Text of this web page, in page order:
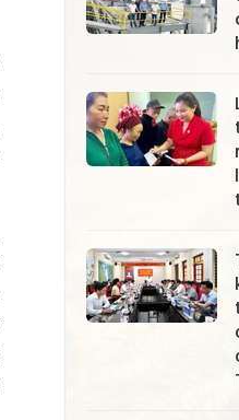
Xã Nghĩa Tâm
Xã Đông
Cuông
Xã Mỏ Vàng
Xã Lục Yên